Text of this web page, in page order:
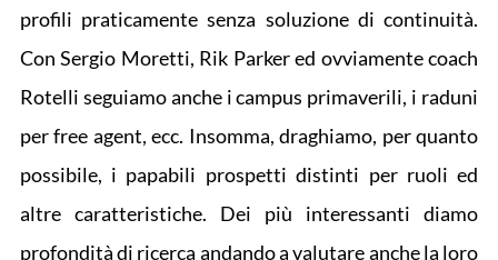
profili praticamente senza soluzione di continuità.
Con Sergio Moretti, Rik Parker ed ovviamente coach
Rotelli seguiamo anche i campus primaverili, i raduni
per free agent, ecc. Insomma, draghiamo, per quanto
possibile, i papabili prospetti distinti per ruoli ed
altre caratteristiche. Dei più interessanti diamo
profondità di ricerca andando a valutare anche la loro